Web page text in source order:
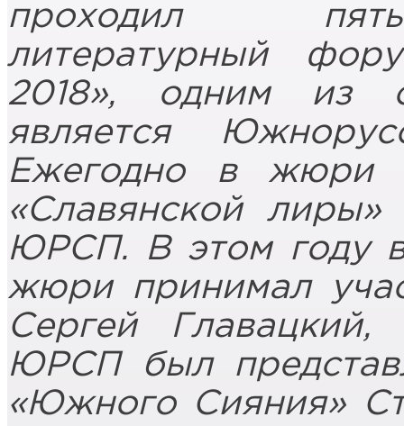
проходил
литературный
2018», одним из
является
Ежегодно в жюри
«Славянской лиры»
ЮРСП. В этом году
жюри принимал
Сергей
ЮРСП был
«Южного Сияния»